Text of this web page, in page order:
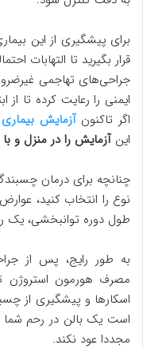
برای پیشگیری از این
قرار بگیرید تا التهابات
جراحی‌های تهاجمی
ایمنی را رعایت کرده تا از
اگر تاکنونآزمایش
اینآزمایش را در منزل و
چنانچه برای درمان
نوع را انتخاب کنید،
طول دوره توانبخشی، یک
مصرف هورمون استروژن
اسکارها و پیشگیری از
است یک بالن در رحم شما
مجددا عود نکند.